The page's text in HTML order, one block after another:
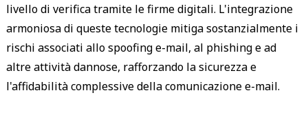
livello di verifica tramite le firme digitali. L'integrazione
armoniosa di queste tecnologie mitiga sostanzialmente i
rischi associati allo spoofing e-mail, al phishing e ad
altre attività dannose, rafforzando la sicurezza e
l'affidabilità complessive della comunicazione e-mail.